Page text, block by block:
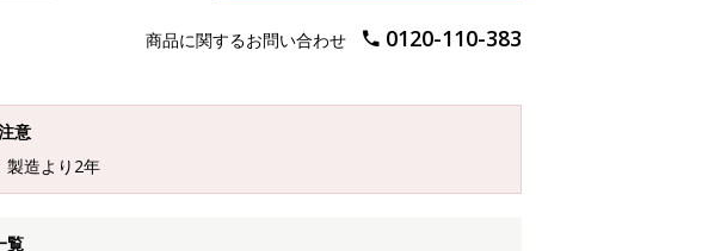
商品に関するお問い合わせ 0120-110-383
意
製造より2年
覧